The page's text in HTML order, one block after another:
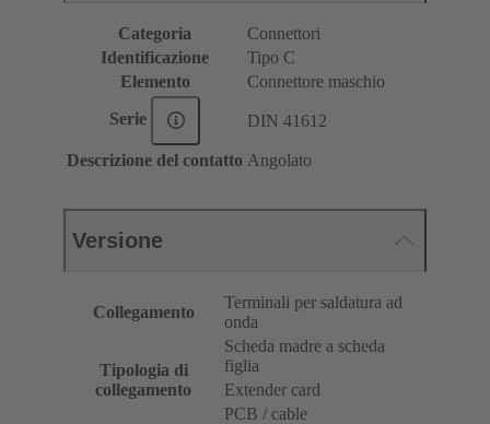
Categoria
Connettori
Identificazione
Tipo C
Elemento
Connettore maschio
Serie DIN 41612
Descrizione del contatto Angolato
Versione
Collegamento
Terminali per saldatura ad
onda
Tipologia di
collegamento
Scheda madre a scheda
figlia
Extender card
PCB / cable